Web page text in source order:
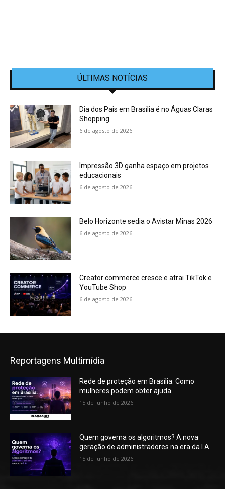
ÚLTIMAS NOTÍCIAS
Dia dos Pais em Brasília é no Águas Claras
Shopping
6 de agosto de 2026
Impressão 3D ganha espaço em projetos
educacionais
6 de agosto de 2026
Belo Horizonte sedia o Avistar Minas 2026
6 de agosto de 2026
Creator commerce cresce e atrai TikTok e
YouTube Shop
6 de agosto de 2026
Reportagens Multimídia
Rede de proteção em Brasília: Como
mulheres podem obter ajuda
15 de junho de 2026
Quem governa os algoritmos? A nova
geração de administradores na era da I.A
15 de junho de 2026